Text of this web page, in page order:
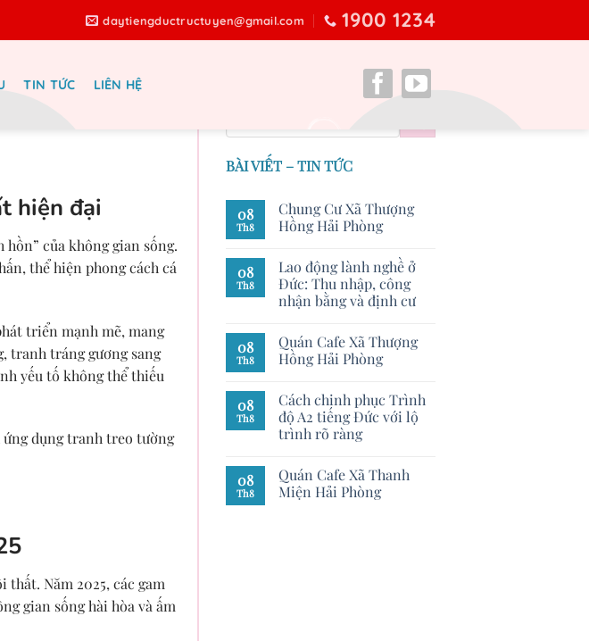
daytiengductructuyen@gmail.com 1900 1234
TIN TỨC LIÊN HỆ
hiện đại
của không gian sống.
thể hiện phong cách cá
triển mạnh mẽ, mang
tranh tráng gương sang
yếu tố không thể thiếu
ứng dụng tranh treo tường
Năm 2025, các gam
gian sống hài hòa và ấm
BÀI VIẾT – TIN TỨC
08
Th8
Chung Cư Xã Thượng
Hồng Hải Phòng
08
Th8
Lao động lành nghề ở
Đức: Thu nhập, công
nhận bằng và định cư
08
Th8
Quán Cafe Xã Thượng
Hồng Hải Phòng
08
Th8
Cách chinh phục Trình
độ A2 tiếng Đức với lộ
trình rõ ràng
08
Th8
Quán Cafe Xã Thanh
Miện Hải Phòng